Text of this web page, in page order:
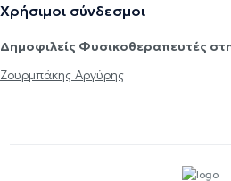
Χρήσιμοι σύνδεσμοι
Δημοφιλείς Φυσικοθεραπευτές
Ζουρμπάκης Αργύρης